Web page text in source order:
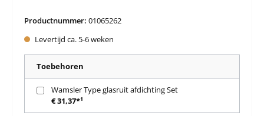
Productnummer: 01065262
Levertijd ca. 5-6 weken
Toebehoren
Wamsler Type glasruit afdichting Set
€ 31,37*¹